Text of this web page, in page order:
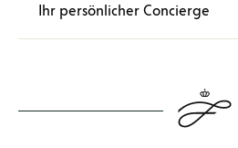
Ihr persönlicher Concierge